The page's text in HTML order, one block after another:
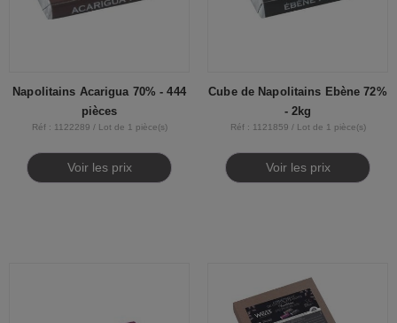
Napolitains Acarigua 70% - 444
pièces
Réf : 1122289 / Lot de 1 pièce(s)
Voir les prix
Cube de Napolitains Ebène 72%
- 2kg
Réf : 1121859 / Lot de 1 pièce(s)
Voir les prix